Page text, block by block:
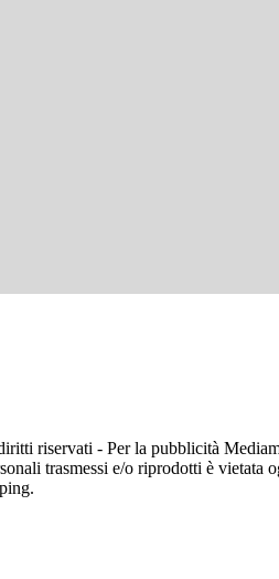
riservati - Per la pubblicità
trasmessi e/o riprodotti è